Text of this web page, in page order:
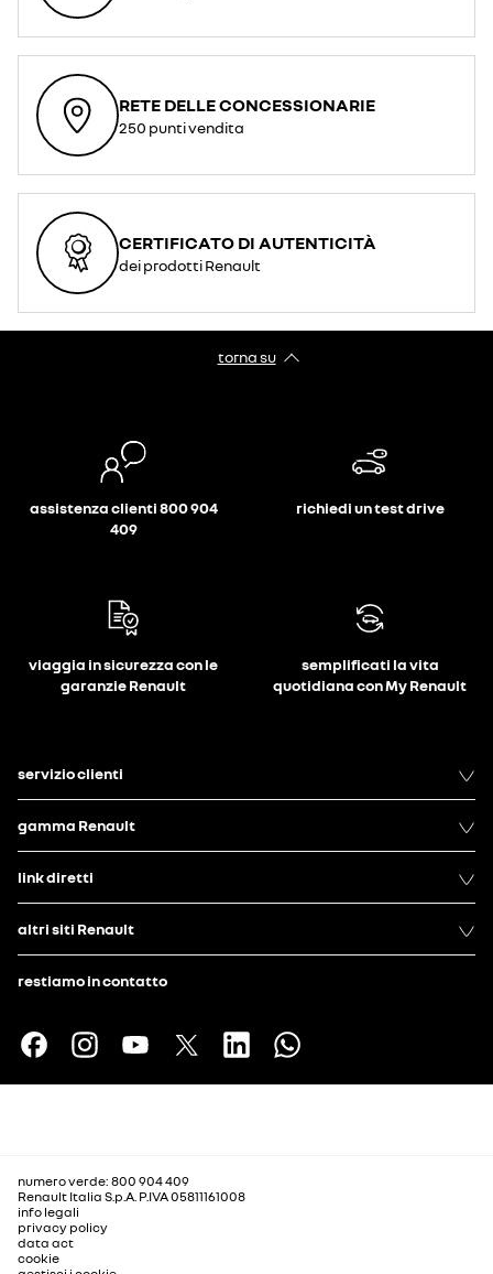
RETE DELLE CONCESSIONARIE
250 punti vendita
CERTIFICATO DI AUTENTICITÀ
dei prodotti Renault
torna su
assistenza clienti 800 904
409
richiedi un test drive
viaggia in sicurezza con le
garanzie Renault
semplificati la vita
quotidiana con My Renault
servizio clienti
gamma Renault
link diretti
altri siti Renault
restiamo in contatto
numero verde: 800 904 409
Renault Italia S.p.A. P.IVA 05811161008
info legali
privacy policy
data act
cookie